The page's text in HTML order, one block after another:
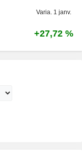
Varia. 1 janv.
+27,72 %